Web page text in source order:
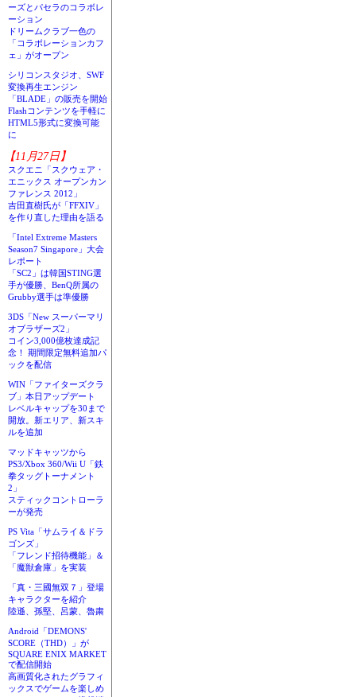
ーズとパセラのコラボレ
ーション
ドリームクラブ一色の
「コラボレーションカフ
ェ」がオープン
シリコンスタジオ、SWF
変換再生エンジン
「BLADE」の販売を開始
Flashコンテンツを手軽に
HTML5形式に変換可能
に
【11月27日】
スクエニ「スクウェア・
エニックス オープンカン
ファレンス 2012」
吉田直樹氏が「FFXIV」
を作り直した理由を語る
「Intel Extreme Masters
Season7 Singapore」大会
レポート
「SC2」は韓国STING選
手が優勝、BenQ所属の
Grubby選手は準優勝
3DS「New スーパーマリ
オブラザーズ2」
コイン3,000億枚達成記
念！ 期間限定無料追加パ
ックを配信
WIN「ファイターズクラ
ブ」本日アップデート
レベルキャップを30まで
開放。新エリア、新スキ
ルを追加
マッドキャッツから
PS3/Xbox 360/Wii U「鉄
拳タッグトーナメント
2」
スティックコントローラ
ーが発売
PS Vita「サムライ＆ドラ
ゴンズ」
「フレンド招待機能」＆
「魔獣倉庫」を実装
「真・三國無双７」登場
キャラクターを紹介
陸遜、孫堅、呂蒙、魯粛
Android「DEMONS'
SCORE（THD）」が
SQUARE ENIX MARKET
で配信開始
高画質化されたグラフィ
ックスでゲームを楽しめ